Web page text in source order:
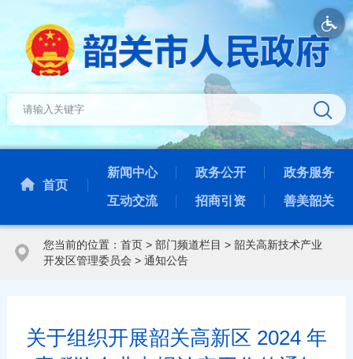
首页
新闻中心 政务公开 政务服务
互动交流 招商引资 善美韶关
您当前的位置： 首页> 部门频道栏目 > 韶关高新技术产业
开发区管理委员会 > 通知公告
关于组织开展韶关高新区 2024 年